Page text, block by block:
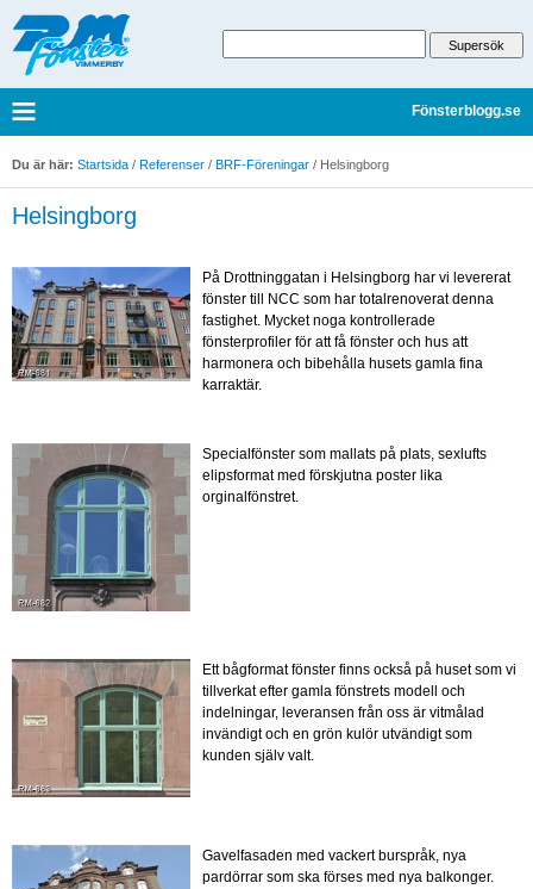
Fönsterblogg.se
Du är här: Startsida / Referenser / BRF-Föreningar / Helsingborg
Helsingborg
På Drottninggatan i Helsingborg har vi levererat
fönster till NCC som har totalrenoverat denna
fastighet. Mycket noga kontrollerade
fönsterprofiler för att få fönster och hus att
harmonera och bibehålla husets gamla fina
karraktär.
Specialfönster som mallats på plats, sexlufts
elipsformat med förskjutna poster lika
orginalfönstret.
Ett bågformat fönster finns också på huset som vi
tillverkat efter gamla fönstrets modell och
indelningar, leveransen från oss är vitmålad
invändigt och en grön kulör utvändigt som
kunden själv valt.
Gavelfasaden med vackert burspråk, nya
pardörrar som ska förses med nya balkonger.